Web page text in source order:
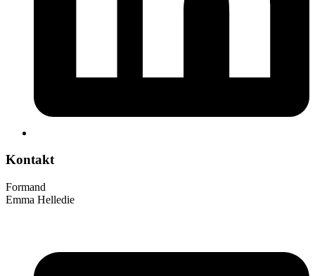
Kontakt
Formand
Emma Helledie